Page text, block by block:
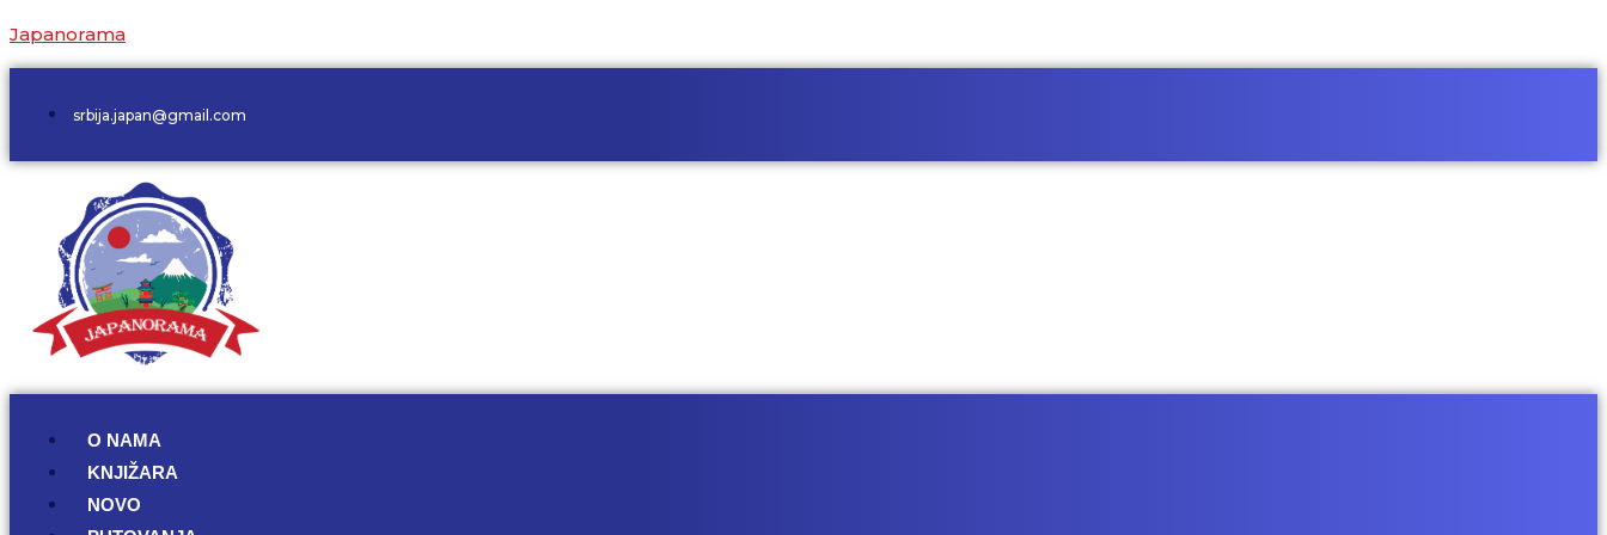
Japanorama
srbija.japan@gmail.com
O NAMA
KNJIŽARA
NOVO